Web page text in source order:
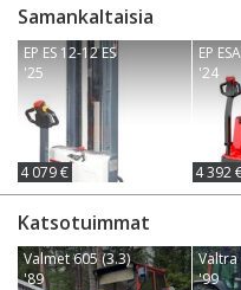
Samankaltaisia
EP ES 12-12 ES
'25
4 079 €
EP
'24
4 392
Katsotuimmat
Valmet 605 (3.3)
'89
Valtra
'99